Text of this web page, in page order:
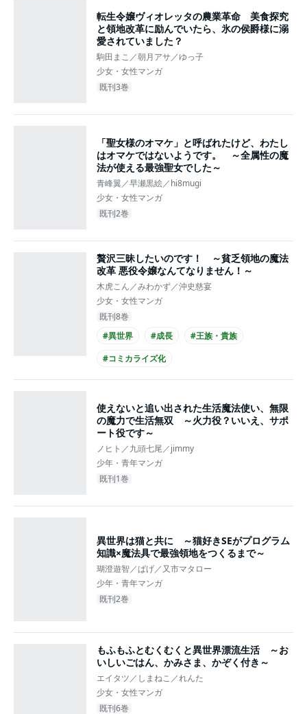
転生令嬢ヴィオレッタの農業革命 美食探究
と領地改革に励んでいたら、氷の侯爵様に溺
愛されていました？
駒田まこ／朝月アサ／ゆっ子
少女・女性マンガ
既刊3巻
「聖女様のオマケ」と呼ばれたけど、わたし
はオマケではないようです。 ～全属性の魔
法が使える最強聖女でした～
青峰翼／早瀬黒絵／hi8mugi
少女・女性マンガ
既刊2巻
贅沢三昧したいのです！ ～貧乏領地の魔法
改革 悪役令嬢なんてなりません！～
木虎こん／みわかず／沖史慈宴
少女・女性マンガ
既刊8巻
#異世界
#成長
#王族・貴族
#コミカライズ化
使えないと追い出された生活魔法使い、無限
の魔力で生活無双 ～火力役？いいえ、サポ
ート役です～
ノヒト／九頭七尾／jimmy
少年・青年マンガ
既刊1巻
異世界は猫と共に ～猫好きSEがプログラム
知識×魔法具で最強領地をつくるまで～
瑚澄遊智／ぱげ／又市マタロー
少年・青年マンガ
既刊2巻
もふもふとむくむくと異世界漂流生活 ～お
いしいごはん、かみさま、かぞく付き～
エイタツ／しまねこ／れんた
少女・女性マンガ
既刊6巻